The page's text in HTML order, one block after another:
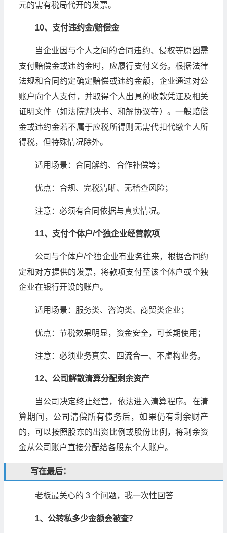
元的需有税局代开的发票。
10、支付违约金/赔偿金
当企业因与个人之间的合同违约、侵权等原因需
支付赔偿金或违约金时，应履行支付义务。根据法律
法规和合同约定确定赔偿或违约金额，企业通过对公
账户向个人支付，并取得个人出具的收款凭证及相关
证明文件（如法院判决书、和解协议等）。一般赔偿
金或违约金若不属于应税所得则无需代扣代缴个人所
得税，但特殊情况除外。
适用场景：合同解约、合作补偿等；
优点：合规、完税清晰、无稽查风险；
注意：必须有合同依据与真实情况。
11、支付个体户/个独企业经营款项
公司与个体户/个独企业有业务往来，根据合同约
定和对方提供的发票，将款项支付至该个体户或个独
企业在银行开设的账户。
适用场景：服务类、咨询类、商贸类企业；
优点：节税效果明显，资金安全，可长期使用；
注意：必须业务真实、四流合一、不虚构业务。
12、公司解散清算分配剩余资产
当公司决定终止经营，依法进入清算程序。在清
算期间，公司清偿所有债务后，如果仍有剩余财产
的，可以按照股东的出资比例或股份比例，将剩余资
金从公司账户直接分配给各股东个人账户。
写在最后：
老板最关心的 3 个问题，我一次性回答
1、公转私多少金额会被查？